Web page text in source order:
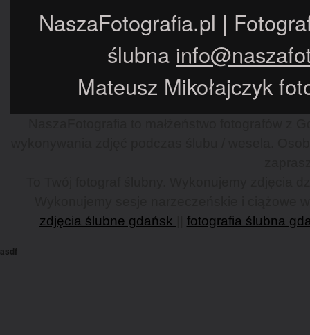
NaszaFotografia.pl |
ślubna
Mateusz Mikołajczyk
zdjęcia ślubne gdańsk
fotografia ślubna
asdf